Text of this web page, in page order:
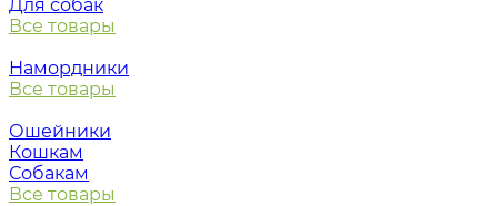
Для собак
Все товары
Намордники
Все товары
Ошейники
Кошкам
Собакам
Все товары